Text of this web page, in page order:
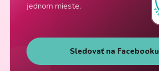
jednom mieste.
Sledovať na Facebooku